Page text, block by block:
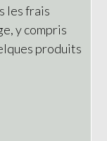
les frais
y compris
produits